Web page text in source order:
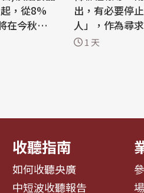
，從8%
在今秋向
，將是日
出，有必要停
人」，作為尋
振長期凍結的
1 天
收聽指南
如何收聽央廣
中短波收聽報告